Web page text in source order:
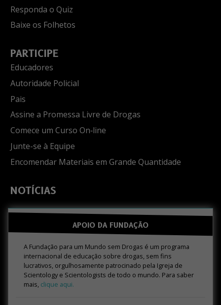
Responda o Quiz
Baixe os Folhetos
PARTICIPE
Educadores
Autoridade Policial
Pais
Assine a Promessa Livre de Drogas
Comece um Curso On‑line
Junte-se à Equipe
Encomendar Materiais em Grande Quantidade
NOTÍCIAS
APOIO DA FUNDAÇÃO
A Fundação para um Mundo sem Drogas é um programa
internacional de educação sobre drogas, sem fins
lucrativos, orgulhosamente patrocinado pela Igreja de
Scientology e Scientologists de todo o mundo. Para saber
mais, clique aqui.